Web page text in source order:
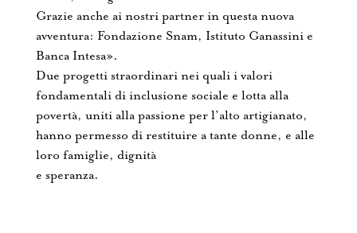
Grazie anche ai nostri partner in questa nuova
avventura: Fondazione Snam, Istituto Ganassini e
Banca Intesa».
Due progetti straordinari nei quali i valori
fondamentali di inclusione sociale e lotta alla
povertà, uniti alla passione per l’alto artigianato,
hanno permesso di restituire a tante donne, e alle
loro famiglie, dignità
e speranza.